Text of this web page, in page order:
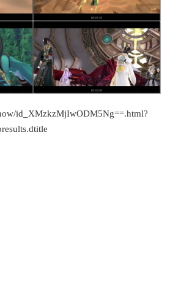
id_XMzkzMjIwODM5Ng==.html?